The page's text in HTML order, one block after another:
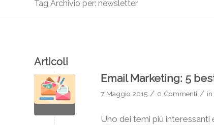
Tag Archivio per: newsletter
Articoli
Email Marketing: 5
7 Maggio 2015 / 0 Commenti / in
Uno dei temi più